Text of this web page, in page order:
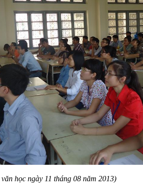
học ngày 11 tháng 08 năm 2013)